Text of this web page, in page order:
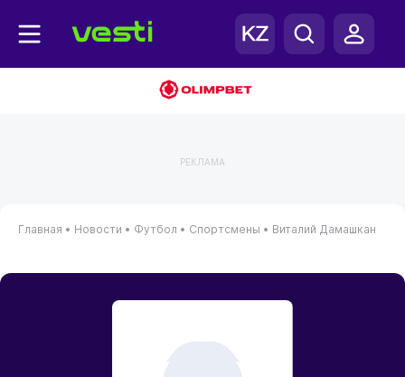
РЕКЛАМА
Главная • Новости • Футбол • Спортсмены • Виталий Дамашкан